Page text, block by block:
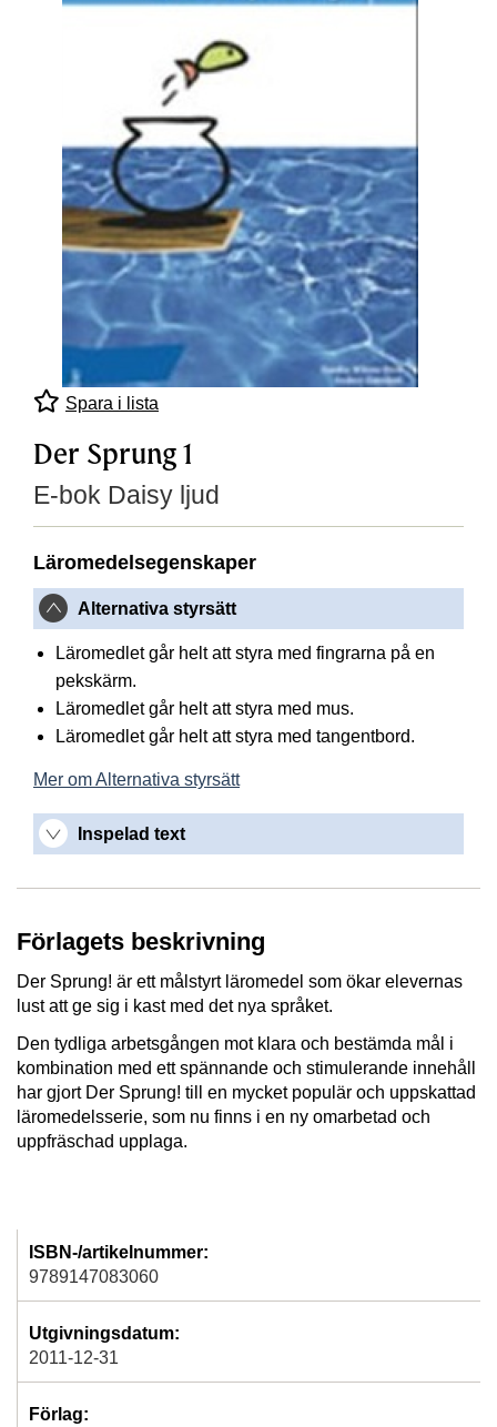
Spara i lista
Der Sprung 1
E-bok Daisy ljud
Läromedelsegenskaper
Alternativa styrsätt
Läromedlet går helt att styra med fingrarna på en
pekskärm.
Läromedlet går helt att styra med mus.
Läromedlet går helt att styra med tangentbord.
Mer om Alternativa styrsätt
Inspelad text
Förlagets beskrivning
Der Sprung! är ett målstyrt läromedel som ökar elevernas
lust att ge sig i kast med det nya språket.
Den tydliga arbetsgången mot klara och bestämda mål i
kombination med ett spännande och stimulerande innehåll
har gjort Der Sprung! till en mycket populär och uppskattad
läromedelsserie, som nu finns i en ny omarbetad och
uppfräschad upplaga.
ISBN-/artikelnummer:
9789147083060
Utgivningsdatum:
2011-12-31
Förlag: